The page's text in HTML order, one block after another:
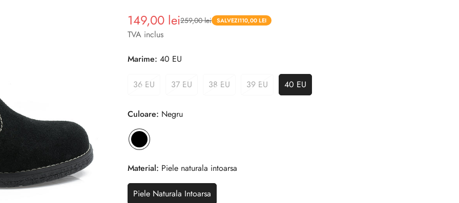
Pret
redus
149,00 lei
Pret 259,00 lei SALVEZI110,00 LEI
TVA inclus
Marime: 40 EU
36 EU 37 EU 38 EU 39 EU 40 EU
Culoare: Negru
Material: Piele naturala intoarsa
Piele Naturala Intoarsa